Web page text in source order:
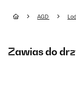
AGD
Zawias do